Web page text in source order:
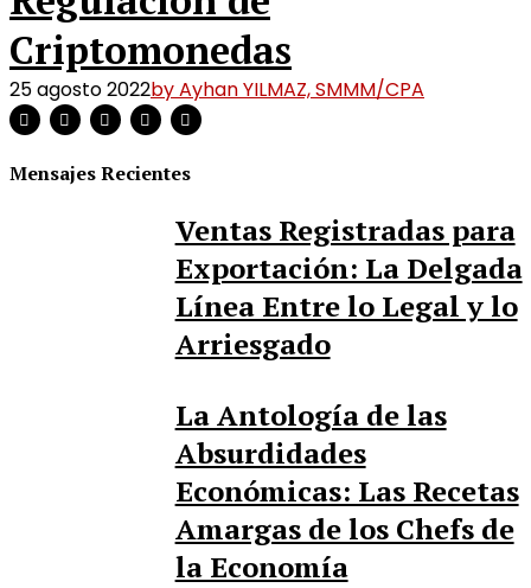
Criptomonedas
25 agosto 2022by Ayhan YILMAZ, SMMM/CPA
Mensajes Recientes
Ventas Registradas para
Exportación: La Delgada
Línea Entre lo Legal y lo
Arriesgado
La Antología de las
Absurdidades
Económicas: Las Recetas
Amargas de los Chefs de
la Economía